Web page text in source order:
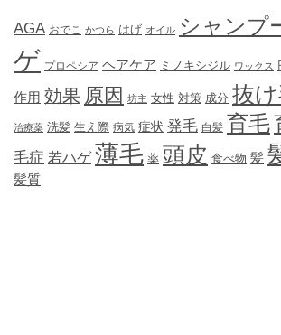
AGA おでこ かつら はげ オイル シャンプ
ゲ プロペシア ヘアケア ミノキシジル ワックス
作用 効果 原因 坊主 女性 対策 成分 抜
治療薬 洗髪 生え際 病気 症状 発毛 白髪 育毛
毛症 若ハゲ 薄毛 薬 頭皮 食べ物 髪
髪質